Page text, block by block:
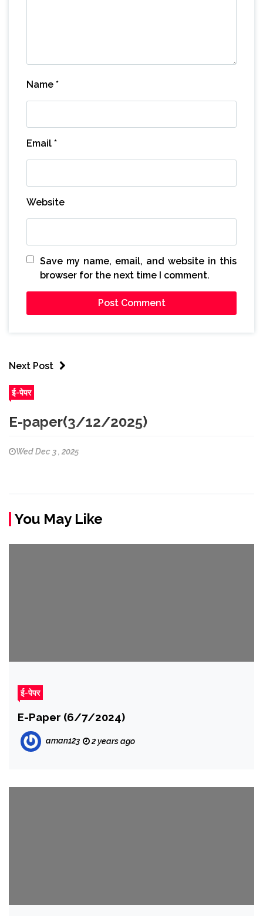
Name *
Email *
Website
Save my name, email, and website in this
browser for the next time I comment.
Next Post
ई-पेपर
E-paper(3/12/2025)
Wed Dec 3 , 2025
You May Like
ई-पेपर
E-Paper (6/7/2024)
aman123 2 years ago